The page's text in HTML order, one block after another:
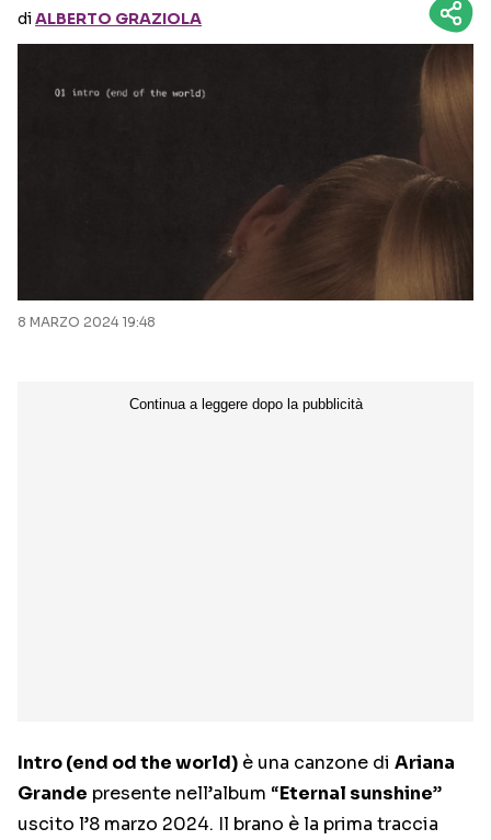
diALBERTO GRAZIOLA
8 MARZO 2024 19:48
Intro (end od the world) è una canzone di Ariana
Grande presente nell’album “Eternal sunshine”
uscito l’8 marzo 2024. Il brano è la prima traccia